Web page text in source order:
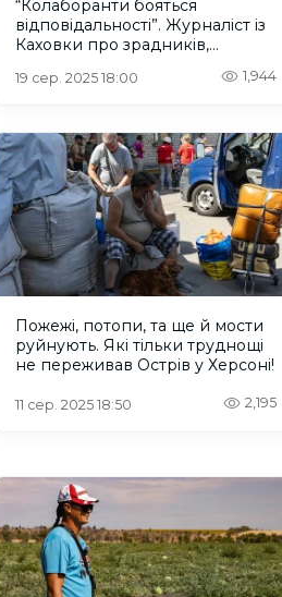
“Колаборанти бояться
відповідальності”. Журналіст із
Каховки про зрадників,
Херсонщині
19 сер. 2025 18:00 1,944
Пожежі, потопи, та ще й мости
руйнують. Які тільки труднощі
не переживав Острів у Херсоні!
11 сер. 2025 18:50 2,195